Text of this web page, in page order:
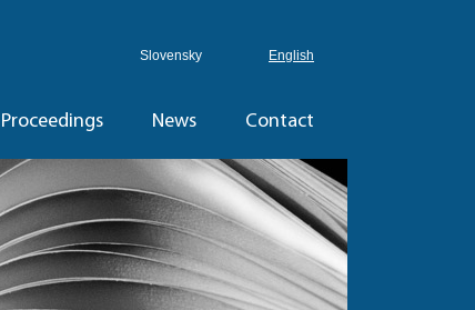
Slovensky English
Proceedings News Contact